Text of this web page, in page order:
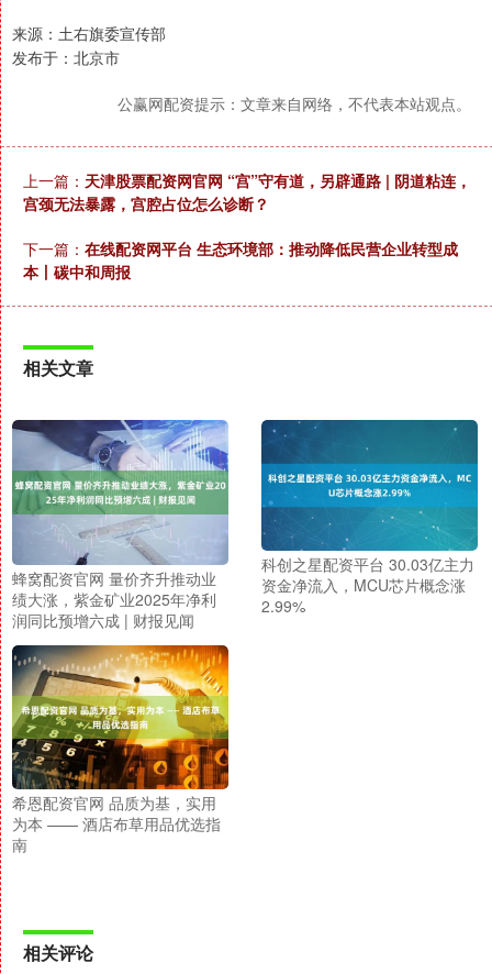
来源：土右旗委宣传部
发布于：北京市
公赢网配资提示：文章来自网络，不代表本站观点。
上一篇： 天津股票配资网官网 “宫”守有道，另辟通路 | 阴道粘连，
宫颈无法暴露，宫腔占位怎么诊断？
下一篇： 在线配资网平台 生态环境部：推动降低民营企业转型成
本丨碳中和周报
相关文章
蜂窝配资官网 量价齐升推动业
绩大涨，紫金矿业2025年净利
润同比预增六成 | 财报见闻
科创之星配资平台 30.03亿主力
资金净流入，MCU芯片概念涨
2.99%
希恩配资官网 品质为基，实用
为本 —— 酒店布草用品优选指
南
相关评论